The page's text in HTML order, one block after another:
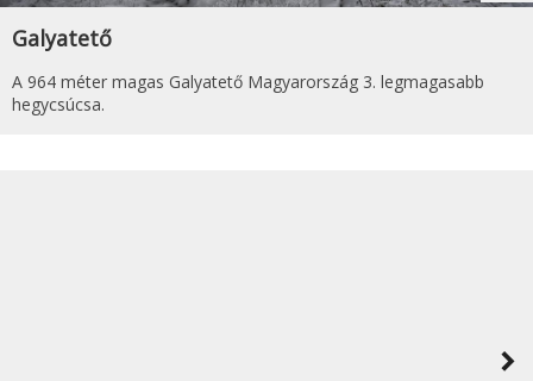
Galyatető
A 964 méter magas Galyatető Magyarország 3. legmagasabb
hegycsúcsa.
navigate_next